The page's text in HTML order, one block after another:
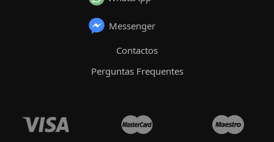
Messenger
Contactos
Perguntas Frequentes